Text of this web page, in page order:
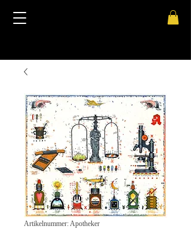
Artikelnummer: Apotheker